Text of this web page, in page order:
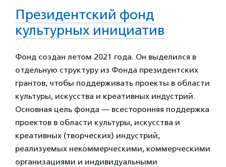
Президентский фонд
культурных инициатив
Фонд создан летом 2021 года. Он выделился в
отдельную структуру из Фонда президентских
грантов, чтобы поддерживать проекты в области
культуры, искусства и креативных индустрий.
Основная цель фонда — всесторонняя поддержка
проектов в области культуры, искусства и
креативных (творческих) индустрий,
реализуемых некоммерческими, коммерческими
организациями и индивидуальными